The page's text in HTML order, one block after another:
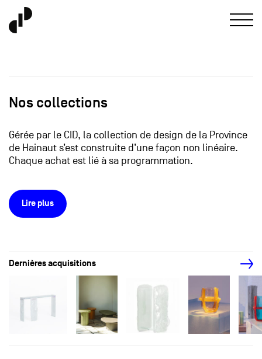
Nos collections
Gérée par le CID, la collection de design de la Province
de Hainaut s’est construite d’une façon non linéaire.
Chaque achat est lié à sa programmation.
Lire plus
Dernières acquisitions